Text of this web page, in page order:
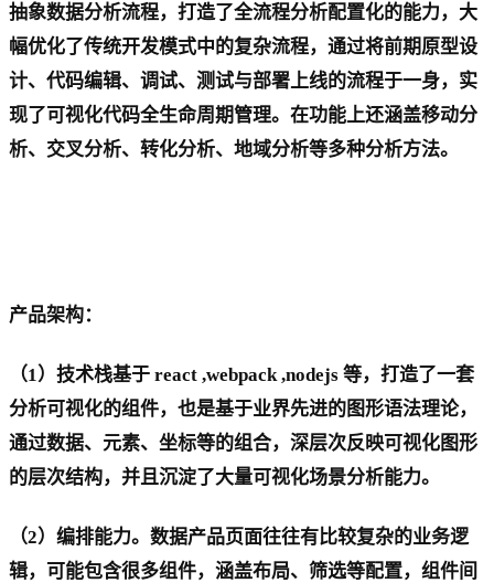
抽象数据分析流程，打造了全流程分析配置化的能力，大
幅优化了传统开发模式中的复杂流程，通过将前期原型设
计、代码编辑、调试、测试与部署上线的流程于一身，实
现了可视化代码全生命周期管理。在功能上还涵盖移动分
析、交叉分析、转化分析、地域分析等多种分析方法。
产品架构：
（1）技术栈基于 react ,webpack ,nodejs 等，打造了一套
分析可视化的组件，也是基于业界先进的图形语法理论，
通过数据、元素、坐标等的组合，深层次反映可视化图形
的层次结构，并且沉淀了大量可视化场景分析能力。
（2）编排能力。数据产品页面往往有比较复杂的业务逻
辑，可能包含很多组件，涵盖布局、筛选等配置，组件间